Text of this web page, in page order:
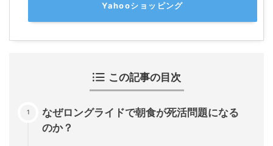
Yahooショッピング
この記事の目次
なぜロングライドで朝食が死活問題になる
のか？